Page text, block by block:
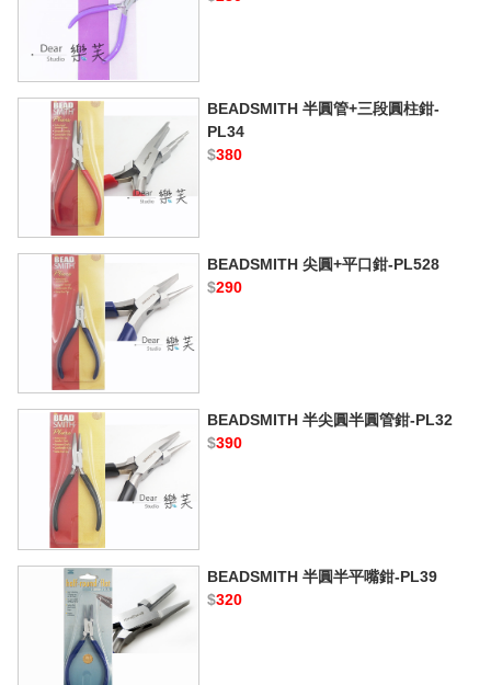
BEADSMITH 半圓管+三段圓柱鉗-
PL34
$380
BEADSMITH 尖圓+平口鉗-PL528
$290
BEADSMITH 半尖圓半圓管鉗-PL32
$390
BEADSMITH 半圓半平嘴鉗-PL39
$320